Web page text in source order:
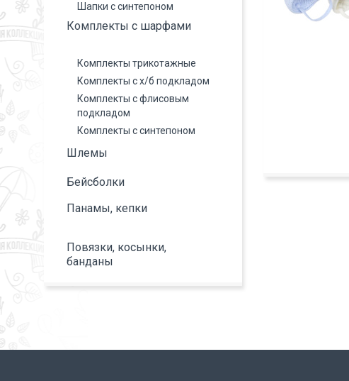
Шапки с синтепоном
Комплекты с шарфами
Комплекты трикотажные
Комплекты с х/б подкладом
Комплекты с флисовым
подкладом
Комплекты с синтепоном
Шлемы
Бейсболки
Панамы, кепки
Повязки, косынки,
банданы